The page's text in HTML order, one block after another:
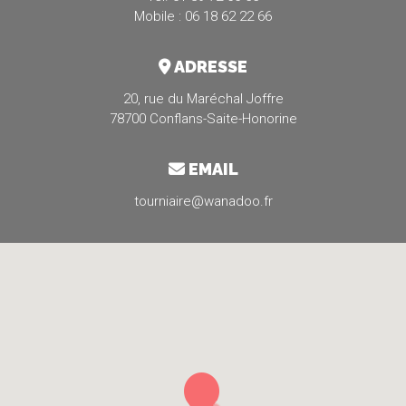
Mobile : 06 18 62 22 66
ADRESSE
20, rue du Maréchal Joffre
78700 Conflans-Saite-Honorine
EMAIL
tourniaire@wanadoo.fr